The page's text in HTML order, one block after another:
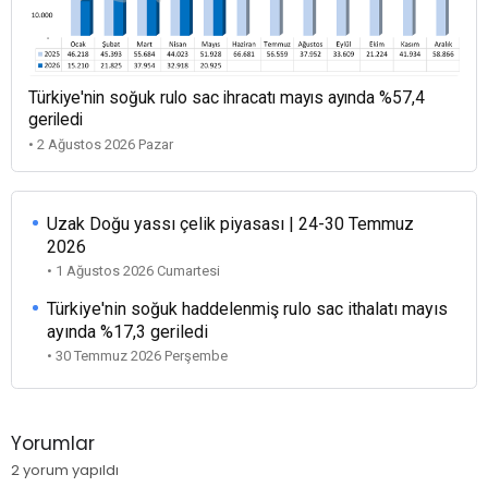
Türkiye'nin soğuk rulo sac ihracatı mayıs ayında %57,4
geriledi
• 2 Ağustos 2026 Pazar
Uzak Doğu yassı çelik piyasası | 24-30 Temmuz
2026
• 1 Ağustos 2026 Cumartesi
Türkiye'nin soğuk haddelenmiş rulo sac ithalatı mayıs
ayında %17,3 geriledi
• 30 Temmuz 2026 Perşembe
Yorumlar
2 yorum yapıldı